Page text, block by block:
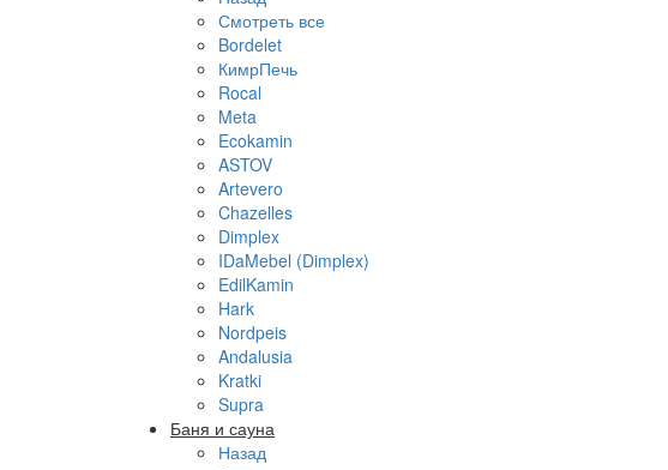
Смотреть все
Bordelet
КимрПечь
Rocal
Meta
Ecokamin
ASTOV
Artevero
Chazelles
Dimplex
IDaMebel (Dimplex)
EdilKamin
Hark
Nordpeis
Andalusia
Kratki
Supra
Баня и сауна
Назад